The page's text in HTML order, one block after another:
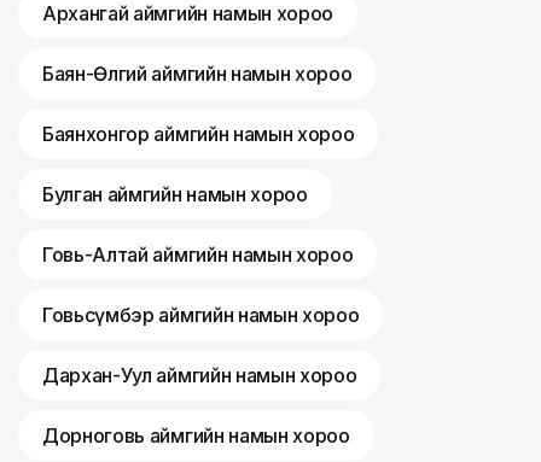
Архангай аймгийн намын хороо
Баян-Өлгий аймгийн намын хороо
Баянхонгор аймгийн намын хороо
Булган аймгийн намын хороо
Говь-Алтай аймгийн намын хороо
Говьсүмбэр аймгийн намын хороо
Дархан-Уул аймгийн намын хороо
Дорноговь аймгийн намын хороо